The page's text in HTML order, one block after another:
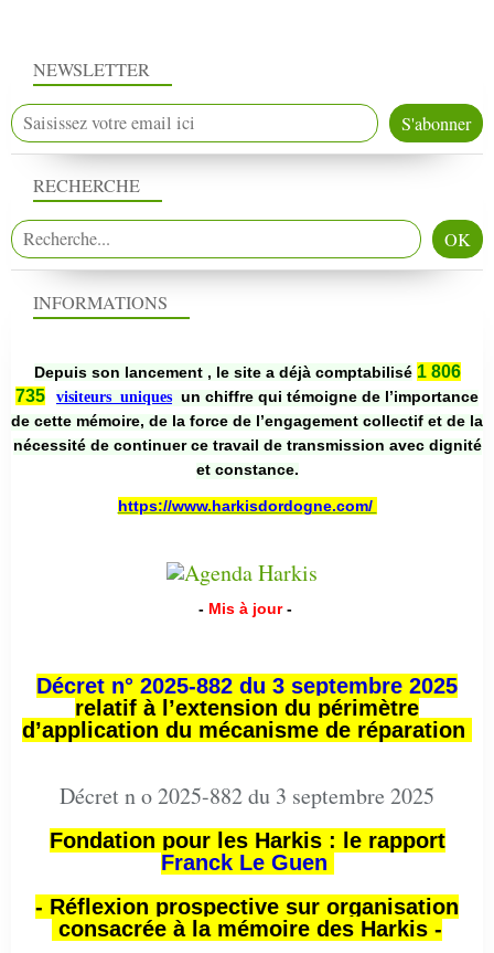
NEWSLETTER
RECHERCHE
INFORMATIONS
Depuis son lancement , le site a déjà comptabilisé 1 806
735
visiteurs uniques un chiffre qui témoigne de l’importance
de cette mémoire, de la force de l’engagement collectif et de la
nécessité de continuer ce travail de transmission avec dignité
et constance.
https://www.harkisdordogne.com/
- Mis à jour -
Décret n° 2025-882 du 3 septembre 2025
relatif à l’extension du périmètre
d’application du mécanisme de réparation
Décret n o 2025-882 du 3 septembre 2025
Fondation pour les Harkis : le rapport
Franck Le Guen
- Réflexion prospective sur organisation
consacrée à la mémoire des Harkis -